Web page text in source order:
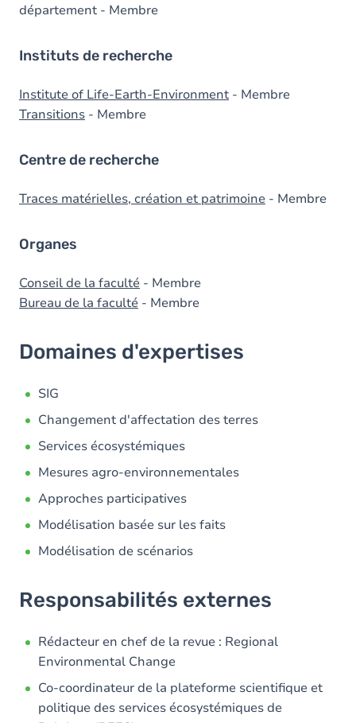
département - Membre
Instituts de recherche
Institute of Life-Earth-Environment - Membre
Transitions - Membre
Centre de recherche
Traces matérielles, création et patrimoine - Membre
Organes
Conseil de la faculté - Membre
Bureau de la faculté - Membre
Domaines d'expertises
SIG
Changement d'affectation des terres
Services écosystémiques
Mesures agro-environnementales
Approches participatives
Modélisation basée sur les faits
Modélisation de scénarios
Responsabilités externes
Rédacteur en chef de la revue : Regional
Environmental Change
Co-coordinateur de la plateforme scientifique et
politique des services écosystémiques de